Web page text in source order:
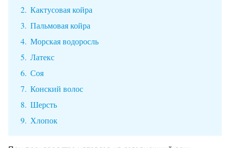
Кактусовая койра
Пальмовая койра
Морская водоросль
Латекс
Соя
Конский волос
Шерсть
Хлопок